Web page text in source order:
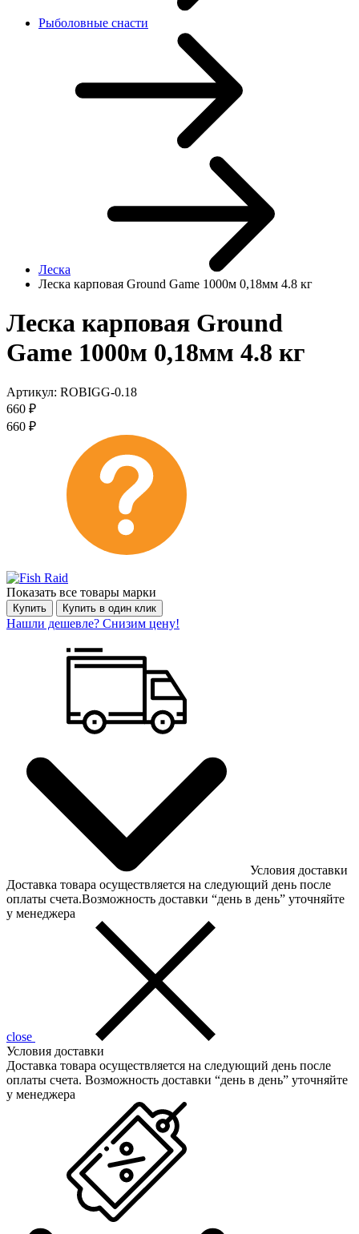
Рыболовные снасти
Леска
Леска карповая Ground Game 1000м 0,18мм 4.8 кг
Леска карповая Ground
Game 1000м 0,18мм 4.8 кг
Артикул: ROBIGG-0.18
660 ₽
660 ₽
Показать все товары марки
Купить Купить в один клик
Нашли дешевле? Снизим цену!
Условия доставки
Доставка товара осуществляется на следующий день после
оплаты счета.Возможность доставки “день в день” уточняйте
у менеджера
close
Условия доставки
Доставка товара осуществляется на следующий день после
оплаты счета. Возможность доставки “день в день” уточняйте
у менеджера